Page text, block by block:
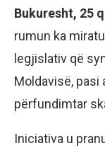
Bukuresht, 25
rumun ka
legjislativ që
Moldavisë, pasi
përfundimtar
Iniciativa u